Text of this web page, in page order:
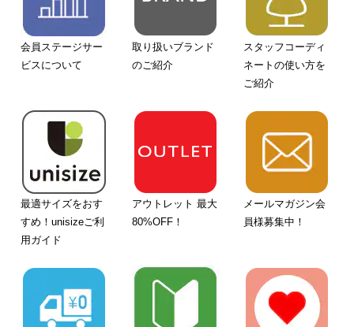
会員ステージサー
ビスについて
取り扱いブランド
のご紹介
スタッフコーディ
ネートの使い方を
ご紹介
最適サイズをおす
すめ！unisizeご利
用ガイド
アウトレット 最大
80%OFF！
メールマガジン会
員様募集中！